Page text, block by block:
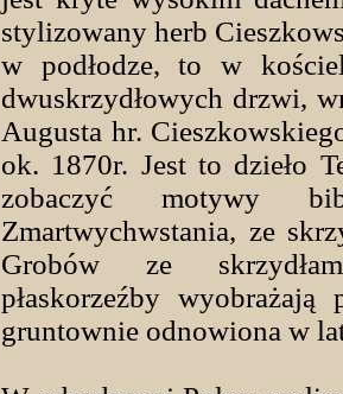
stylizowany herb
w podłodze, to w
dwuskrzydłowych drzwi,
Augusta hr.
ok. 1870r. Jest to dzieło
zobaczyć motywy
Zmartwychwstania, ze
Grobów ze
płaskorzeźby
gruntownie odnowiona w